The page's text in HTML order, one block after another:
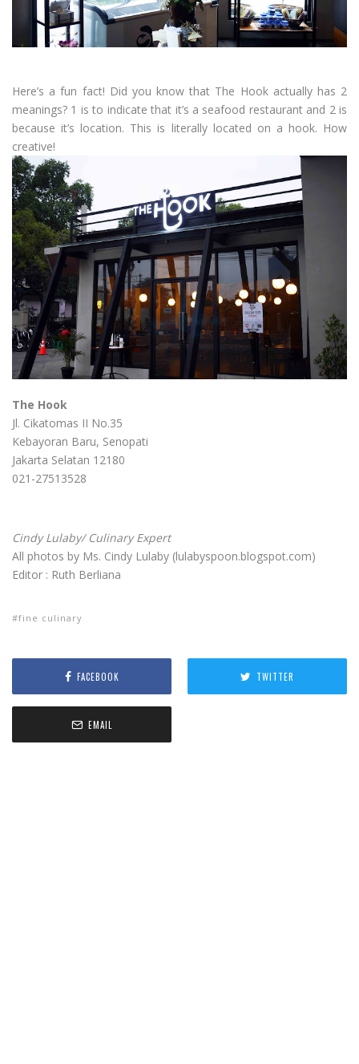
Here’s a fun fact! Did you know that The Hook actually has 2
meanings? 1 is to indicate that it’s a seafood restaurant and 2 is
because it’s location. This is literally located on a hook. How
creative!
The Hook
Jl. Cikatomas II No.35
Kebayoran Baru, Senopati
Jakarta Selatan 12180
021-27513528
Cindy Lulaby/ Culinary Expert
All photos by Ms. Cindy Lulaby (lulabyspoon.blogspot.com)
Editor : Ruth Berliana
fine culinary
FACEBOOK TWITTER
EMAIL